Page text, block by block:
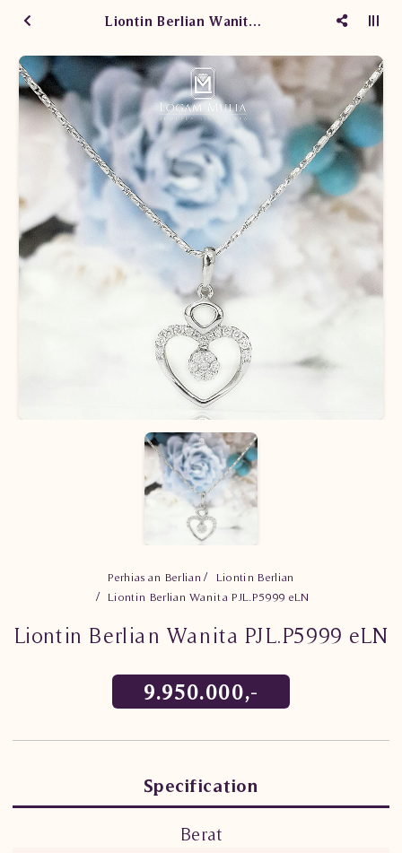
Liontin Berlian Wanita PJL.P5999 eLN
Perhiasan Berlian
Liontin Berlian
Liontin Berlian Wanita PJL.P5999 eLN
Liontin Berlian Wanita PJL.P5999 eLN
9.950.000,-
Specification
Berat